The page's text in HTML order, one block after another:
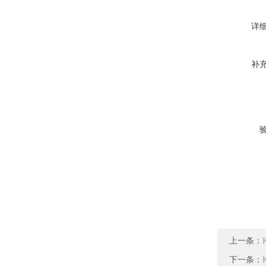
详
补
上一条：
下一条：